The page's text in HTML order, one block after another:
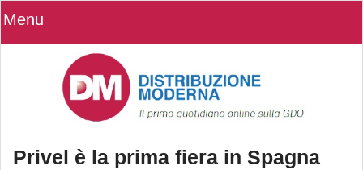
Menu
Privel è la prima fiera in Spagna